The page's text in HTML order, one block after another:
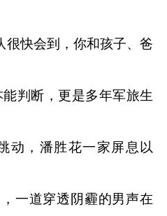
快会到，你和孩子、爸
判断，更是多年军旅生
，潘胜花一家屏息以
道穿透阴霾的男声在